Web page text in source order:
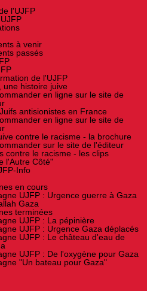
l'UJFP
à venir
passés
de l'UJFP
une histoire juive
en ligne sur le site de
antisionistes en France
en ligne sur le site de
contre le racisme - la brochure
sur le site de l'éditeur
contre le racisme - les clips
l'Autre Côté"
Info
en cours
UJFP : Urgence guerre à Gaza
Gaza
terminées
UJFP : La pépinière
UJFP : Urgence Gaza déplacés
UJFP : Le château d'eau de
UJFP : De l'oxygène pour Gaza
"Un bateau pour Gaza"